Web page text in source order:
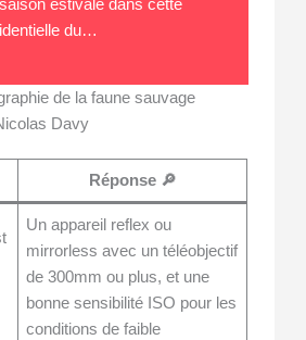
estivale dans cette
du…
de la faune sauvage
Davy
Réponse 🔎
Un appareil reflex ou
mirrorless avec un téléobjectif
de 300mm ou plus, et une
bonne sensibilité ISO pour les
conditions de faible